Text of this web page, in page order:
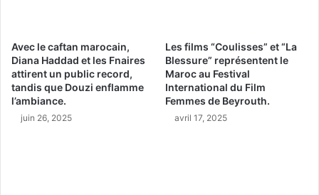
Avec le caftan marocain,
Diana Haddad et les Fnaires
attirent un public record,
tandis que Douzi enflamme
l’ambiance.
juin 26, 2025
Les films “Coulisses” et “La
Blessure” représentent le
Maroc au Festival
International du Film
Femmes de Beyrouth.
avril 17, 2025